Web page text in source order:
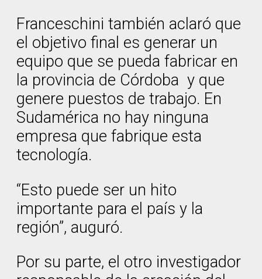
Franceschini también aclaró que
el objetivo final es generar un
equipo que se pueda fabricar en
la provincia de Córdoba y que
genere puestos de trabajo. En
Sudamérica no hay ninguna
empresa que fabrique esta
tecnología.
“Esto puede ser un hito
importante para el país y la
región”, auguró.
Por su parte, el otro investigador